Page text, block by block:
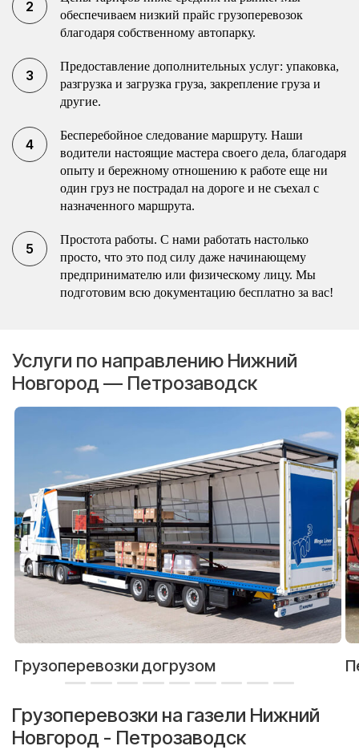
обеспечиваем низкий прайс грузоперевозок
благодаря собственному автопарку.
Предоставление дополнительных услуг: упаковка,
разгрузка и загрузка груза, закрепление груза и
другие.
Бесперебойное следование маршруту. Наши
водители настоящие мастера своего дела, благодаря
опыту и бережному отношению к работе еще ни
один груз не пострадал на дороге и не съехал с
назначенного маршрута.
Простота работы. С нами работать настолько
просто, что это под силу даже начинающему
предпринимателю или физическому лицу. Мы
подготовим всю документацию бесплатно за вас!
Услуги по направлению Нижний
Новгород — Петрозаводск
Грузоперевозки догрузом
Грузоперевозки на газели Нижний
Новгород - Петрозаводск